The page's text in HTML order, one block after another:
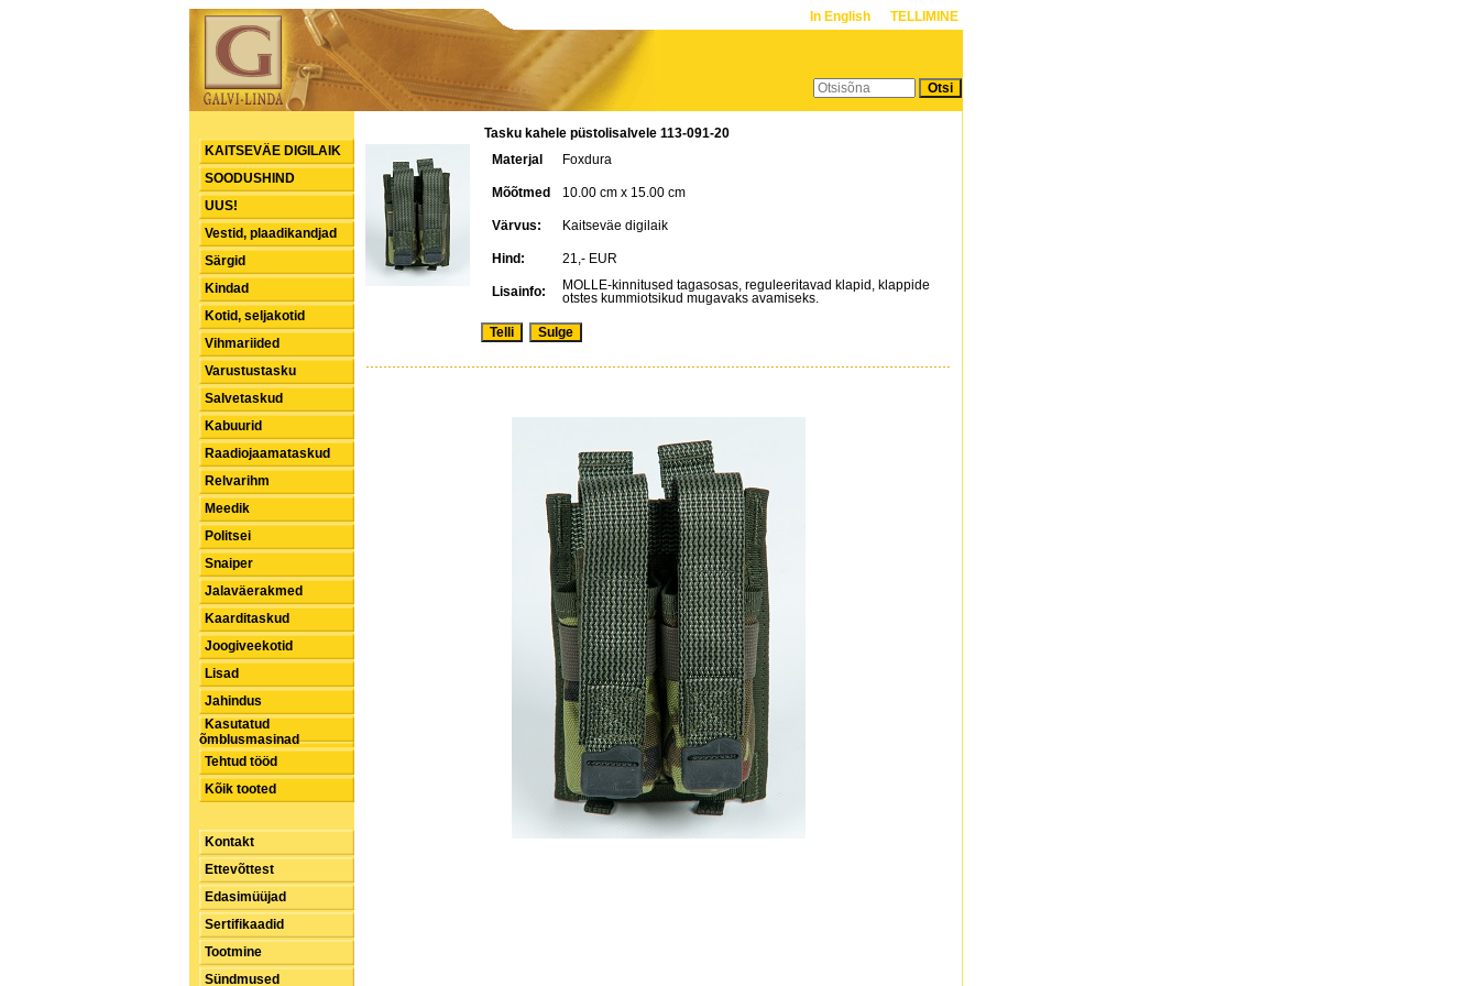
In English TELLIMINE
KAITSEVÄE DIGILAIK
SOODUSHIND
UUS!
Vestid, plaadikandjad
Särgid
Kindad
Kotid, seljakotid
Vihmariided
Varustustasku
Salvetaskud
Kabuurid
Raadiojaamataskud
Relvarihm
Meedik
Politsei
Snaiper
Jalaväerakmed
Kaarditaskud
Joogiveekotid
Lisad
Jahindus
Kasutatud
õmblusmasinad
Tehtud tööd
Kõik tooted
Kontakt
Ettevõttest
Edasimüüjad
Sertifikaadid
Tootmine
Sündmused
Tasku kahele püstolisalvele 113-091-20
Materjal
Foxdura
Mõõtmed 10.00 cm x 15.00 cm
Värvus: Kaitseväe digilaik
Hind: 21,- EUR
Lisainfo:
MOLLE-kinnitused tagasosas, reguleeritavad klapid, klappide
otstes kummiotsikud mugavaks avamiseks.